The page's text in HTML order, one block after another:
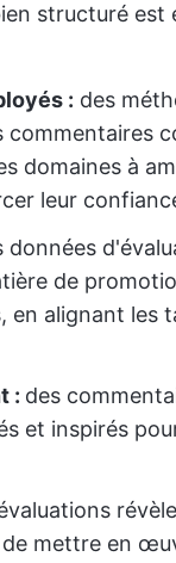
structuré est
: des
domaines à
leur
données
de
en alignant les
: des
et inspirés
mettre en